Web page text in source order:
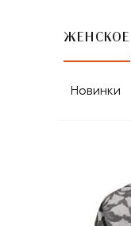
ЖЕНСКОЕ
Новинки